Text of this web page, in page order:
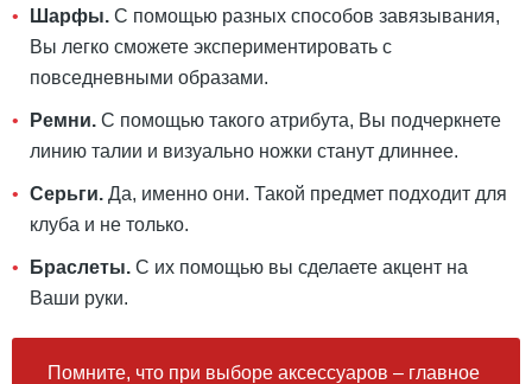
Шарфы. С помощью разных способов завязывания,
Вы легко сможете экспериментировать с
повседневными образами.
Ремни. С помощью такого атрибута, Вы подчеркнете
линию талии и визуально ножки станут длиннее.
Серьги. Да, именно они. Такой предмет подходит для
клуба и не только.
Браслеты. С их помощью вы сделаете акцент на
Ваши руки.
Помните, что при выборе аксессуаров – главное